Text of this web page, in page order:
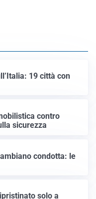
19 città con
contro
sicurezza
condotta: le
solo a